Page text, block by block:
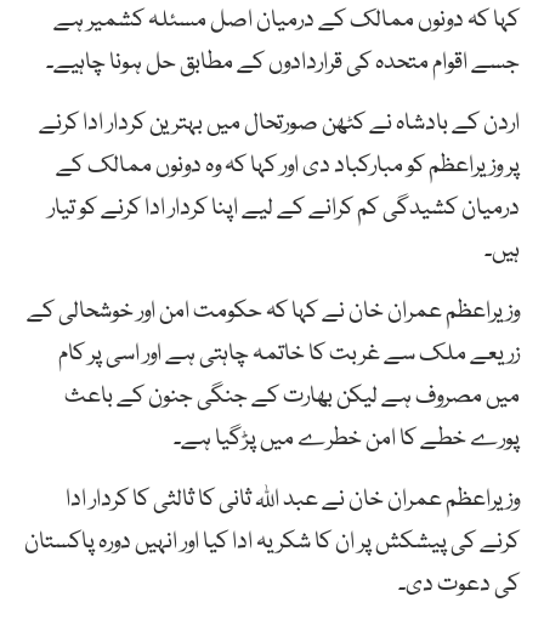
کہا کہ دونوں ممالک کے درمیان اصل مسئلہ کشمیر ہے
جسے اقوام متحدہ کی قراردادوں کے مطابق حل ہونا چاہیے۔
اردن کے بادشاہ نے کٹھن صورتحال میں بہترین کردار ادا کرنے
پر وزیراعظم کو مبارکباد دی اور کہا کہ وہ دونوں ممالک کے
درمیان کشیدگی کم کرانے کے لیے اپنا کردار ادا کرنے کو تیار
ہیں۔
وزیراعظم عمران خان نے کہا کہ حکومت امن اور خوشحالی کے
زریعے ملک سے غربت کا خاتمہ چاہتی ہے اور اسی پر کام
میں مصروف ہے لیکن بھارت کے جنگی جنون کے باعث
پورے خطے کا امن خطرے میں پڑگیا ہے۔
وزیراعظم عمران خان نے عبد اللہ ثانی کا ثالثی کا کردار ادا
کرنے کی پیشکش پر ان کا شکریہ ادا کیا اور انہیں دورہ پاکستان
کی دعوت دی۔